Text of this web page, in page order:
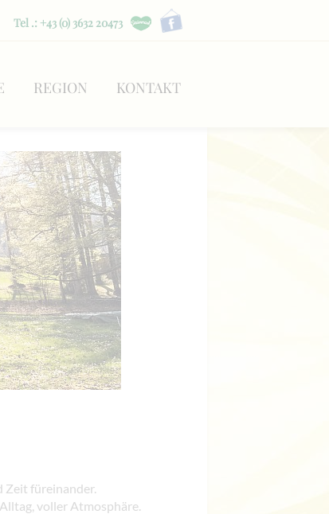
Tel .: +43 (0) 3632 20473
REGION KONTAKT
Zeit füreinander.
voller Atmosphäre.